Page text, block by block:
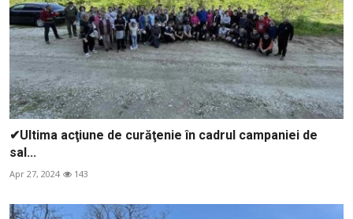
✔Ultima acţiune de curăţenie în cadrul campaniei de
sal...
Apr 27, 2024 143